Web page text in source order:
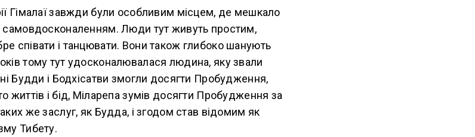
Гімалаї завжди були особливим місцем, де мешкало
самовдосконаленням. Люди тут живуть простим,
співати і танцювати. Вони також глибоко шанують
тому тут удосконалювалася людина, яку звали
Будди і Бодхісатви змогли досягти Пробудження,
життів і бід, Міларепа зумів досягти Пробудження за
же заслуг, як Будда, і згодом став відомим як
Тибету.